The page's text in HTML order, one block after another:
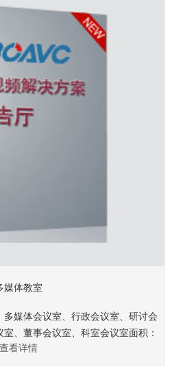
媒体教室
媒体会议室、行政会议室、研讨会
、董事会议室、科室会议室面积：
、150㎡、200㎡、250㎡、360
查看详情